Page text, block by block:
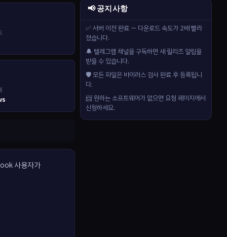
사용자가
📢 공지사항
✅ 서버 이전 완료 — 다운로드 속도가 2배 빨라
졌습니다.
🔔 텔레그램 채널을 구독하면 새 릴리즈 알림을
받을 수 있습니다.
🛡️ 모든 파일은 바이러스 검사 완료 후 등록됩니
다.
📨 원하는 소프트웨어가 없으면 요청 페이지에서
신청하세요.